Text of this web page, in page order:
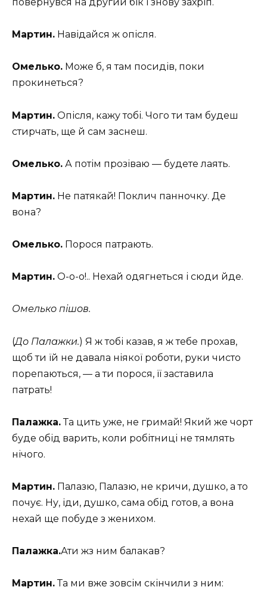
Мартин. Навідайся ж опісля.
Омелько. Може б, я там посидів, поки
прокинеться?
Мартин. Опісля, кажу тобі. Чого ти там будеш
стирчать, ще й сам заснеш.
Омелько. А потім прозіваю — будете лаять.
Мартин. Не патякай! Поклич панночку. Де
вона?
Омелько. Порося патрають.
Мартин. О-о-о!.. Нехай одягнеться і сюди йде.
Омелько пішов.
(До Палажки.) Я ж тобі казав, я ж тебе прохав,
щоб ти їй не давала ніякої роботи, руки чисто
порепаються, — а ти порося, її заставила
патрать!
Палажка.Та цить уже, не гримай! Який же чорт
буде обід варить, коли робітниці не тямлять
нічого.
Мартин. Палазю, Палазю, не кричи, душко, а то
почує. Ну, іди, душко, сама обід готов, а вона
нехай ще побуде з женихом.
Палажка.Ати жз ним балакав?
Мартин.Та ми вже зовсім скінчили з ним: